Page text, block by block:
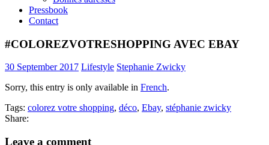
Pressbook
Contact
#COLOREZVOTRESHOPPING AVEC EBAY
30 September 2017 Lifestyle Stephanie Zwicky
Sorry, this entry is only available in French.
Tags: colorez votre shopping, déco, Ebay, stéphanie zwicky
Share:
Leave a comment